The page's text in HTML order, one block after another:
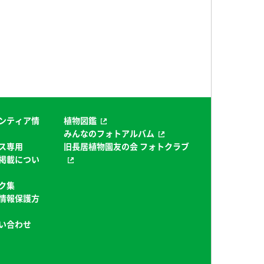
ティア情
専用
載につい
集
報保護方
合わせ
植物図鑑
みんなのフォトアルバム
旧長居植物園友の会 フォトクラブ